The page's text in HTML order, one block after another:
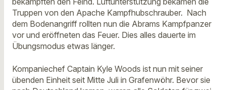
Truppen von den Apache Kampfhubschrauber. Nach
dem Bodenangriff rollten nun die Abrams Kampfpanzer
vor und eröffneten das Feuer. Dies alles dauerte im
Übungsmodus etwas länger.
Kompaniechef Captain Kyle Woods ist nun mit seiner
übenden Einheit seit Mitte Juli in Grafenwöhr. Bevor sie